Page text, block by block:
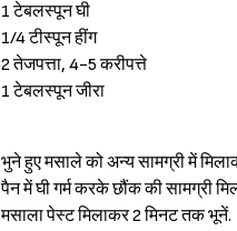
1 टेबलस्पून घी
1/4 टीस्पून हींग
2 तेजपत्ता, 4-5 करीपत्ते
1 टेबलस्पून जीरा
भुने हुए मसाले को अन्य सामग्री में
पैन में घी गर्म करके छौंक की सामग्री
मसाला पेस्ट मिलाकर 2 मिनट तक भूनें.